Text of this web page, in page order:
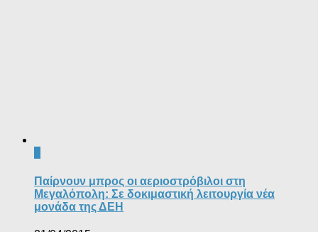
Παίρνουν μπρος οι αεριοστρόβιλοι στη
Μεγαλόπολη: Σε δοκιμαστική λειτουργία νέα
μονάδα της ΔΕΗ